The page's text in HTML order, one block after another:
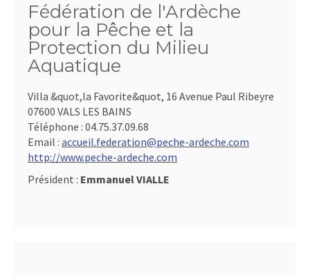
Fédération de l'Ardèche
pour la Pêche et la
Protection du Milieu
Aquatique
Villa &quot,la Favorite&quot, 16 Avenue Paul Ribeyre
07600 VALS LES BAINS
Téléphone : 04.75.37.09.68
Email : accueil.federation@peche-ardeche.com
http://www.peche-ardeche.com
Président : Emmanuel VIALLE